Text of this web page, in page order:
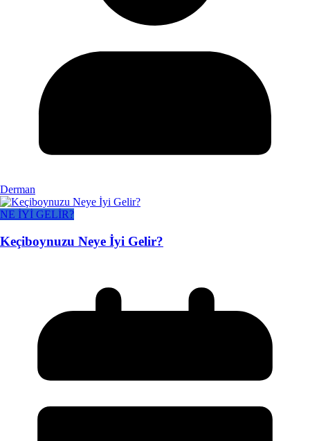
Derman
NE İYİ GELİR?
Keçiboynuzu Neye İyi Gelir?